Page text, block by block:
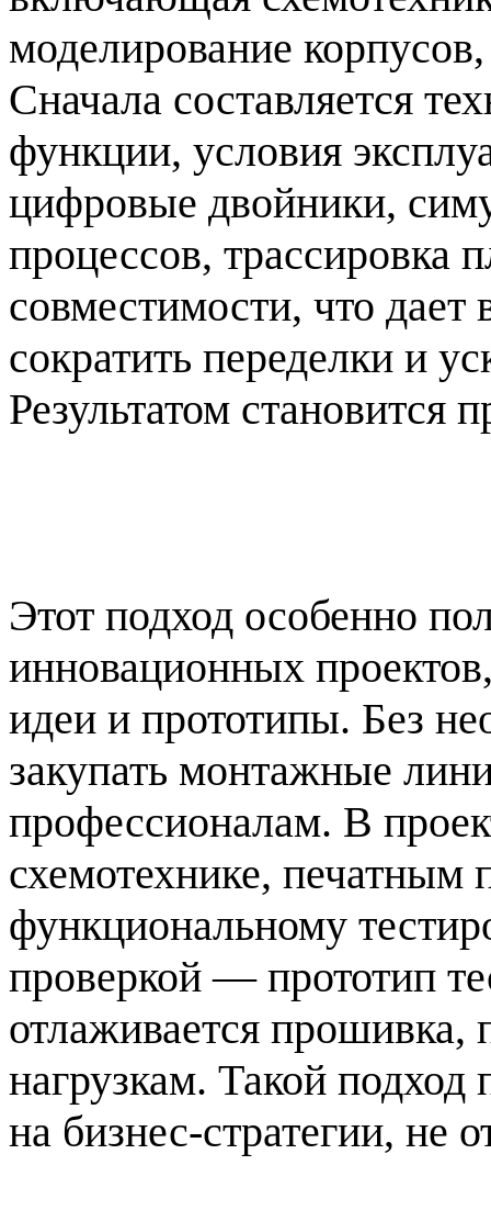
моделирование
Сначала составляется
функции, условия
цифровые двойники,
процессов, трассировка
совместимости, что
сократить переделки и
Результатом становится
Этот подход особенно
инновационных
идеи и прототипы. Без
закупать монтажные
профессионалам. В
схемотехнике, печатным
функциональному
проверкой — прототип
отлаживается прошивка,
нагрузкам. Такой подход
на бизнес-стратегии, не